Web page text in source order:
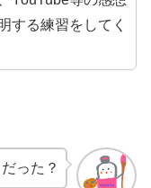
する練習をしてく
った？